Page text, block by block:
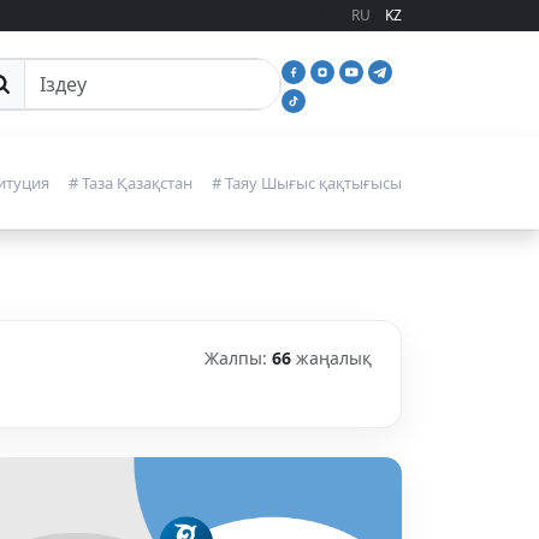
RU KZ
іздеу
# Таза Қазақстан # Таяу Шығыс қақтығысы
Жалпы: 66 жаңалық